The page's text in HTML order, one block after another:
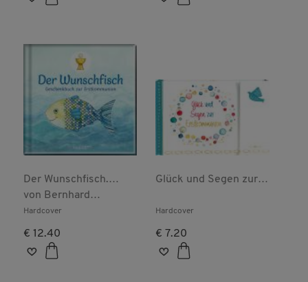
Der Wunschfisch.
Geschenkbuch zur
Erstkommunion
von Bernhard
Langenstein
Hardcover
€ 12.40
Glück und Segen zur
Hardcover
€ 7.20